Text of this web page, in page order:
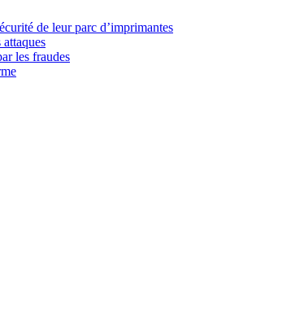
de leur parc d’imprimantes
les fraudes